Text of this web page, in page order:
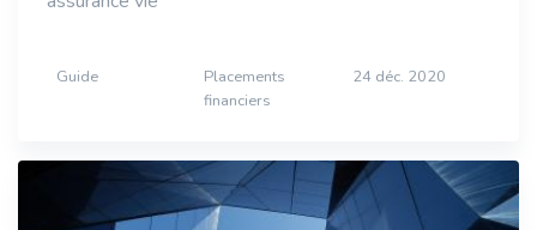
Guide
Placements
financiers
24 déc. 2020